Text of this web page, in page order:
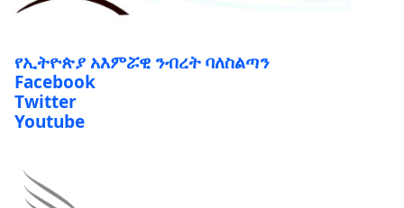
Facebook
Twitter
Youtube